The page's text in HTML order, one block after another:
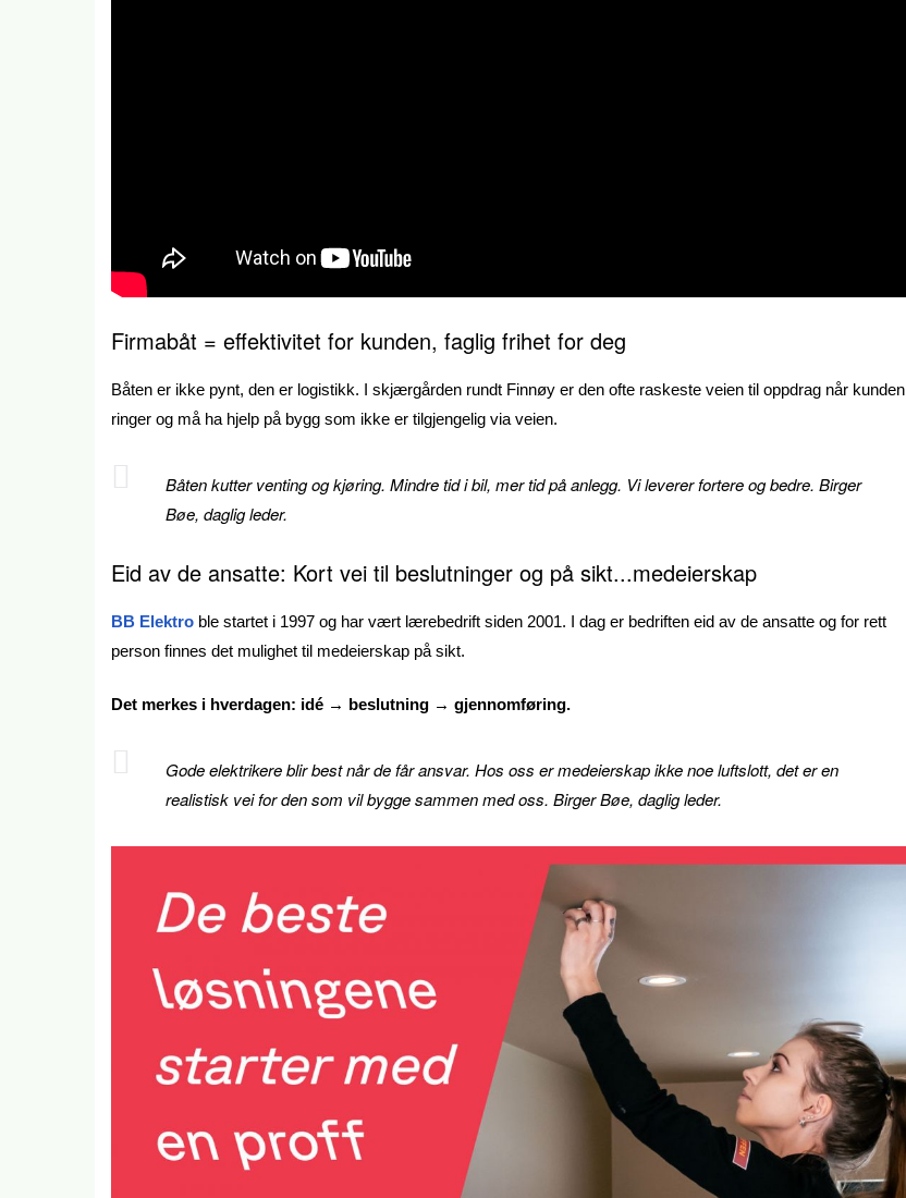
Firmabåt = effektivitet for kunden, faglig frihet for deg
Båten er ikke pynt, den er logistikk. I skjærgården rundt Finnøy er den ofte raskeste veien til oppdrag når kunden
ringer og må ha hjelp på bygg som ikke er tilgjengelig via veien.
Båten kutter venting og kjøring. Mindre tid i bil, mer tid på anlegg. Vi leverer fortere og bedre. Birger
Bøe, daglig leder.
Eid av de ansatte: Kort vei til beslutninger og på sikt...medeierskap
BB Elektro ble startet i 1997 og har vært lærebedrift siden 2001. I dag er bedriften eid av de ansatte og for rett
person finnes det mulighet til medeierskap på sikt.
Det merkes i hverdagen: idé → beslutning → gjennomføring.
Gode elektrikere blir best når de får ansvar. Hos oss er medeierskap ikke noe luftslott, det er en
realistisk vei for den som vil bygge sammen med oss. Birger Bøe, daglig leder.